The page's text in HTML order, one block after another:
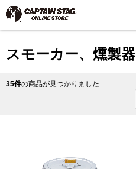
スモーカー、燻製器
35件の商品が見つかりました